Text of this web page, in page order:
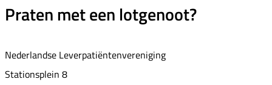
Praten met een lotgenoot?
Nederlandse Leverpatiëntenvereniging
Stationsplein 8